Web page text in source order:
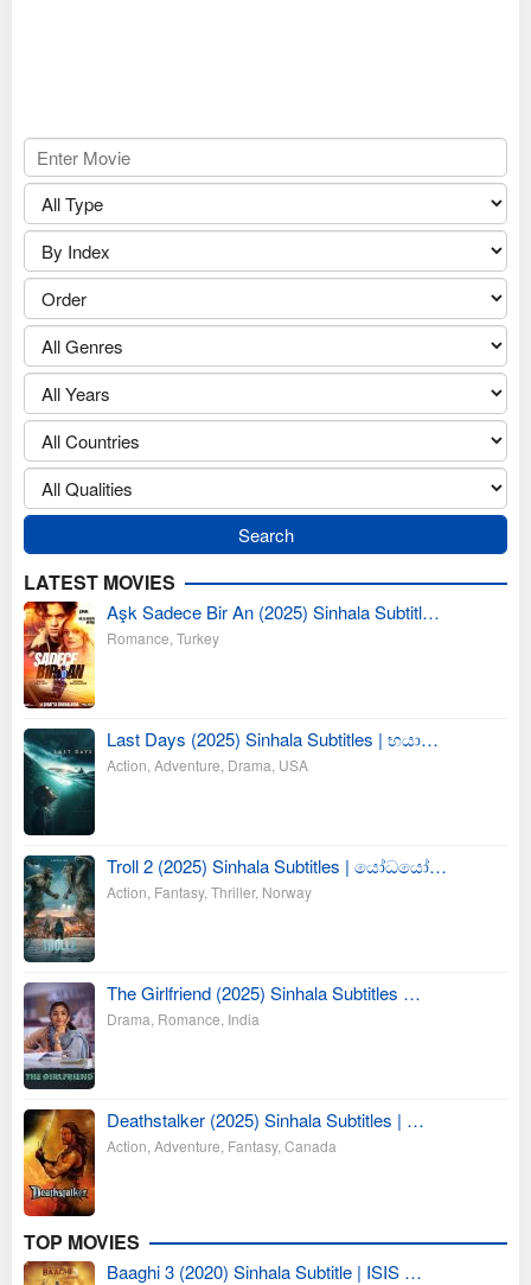
LATEST MOVIES
Aşk Sadece Bir An (2025) Sinhala Subtitl…
Romance Turkey
Last Days (2025) Sinhala Subtitles | භයා…
Action Adventure Drama USA
Troll 2 (2025) Sinhala Subtitles | යෝධයෝ…
Action Fantasy, Thriller, Norway
The Girlfriend (2025) Sinhala Subtitles …
Drama Romance India
Deathstalker (2025) Sinhala Subtitles | …
Action Adventure Fantasy, Canada
TOP MOVIES
Baaghi 3 (2020) Sinhala Subtitle | ISIS …